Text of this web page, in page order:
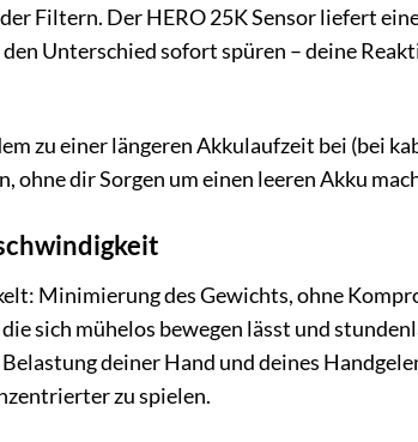
Filtern. Der HERO 25K Sensor liefert
Unterschied sofort spüren – deine
zu einer längeren Akkulaufzeit bei (bei
dir Sorgen um einen leeren Akku
Minimierung des Gewichts, ohne
sich mühelos bewegen lässt und
deiner Hand und deines
zu spielen.